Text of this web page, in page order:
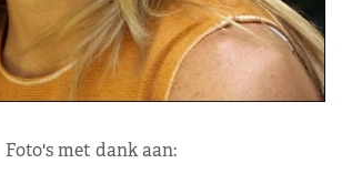
Foto's met dank aan: